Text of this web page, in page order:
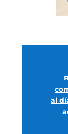
al